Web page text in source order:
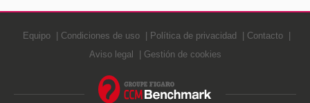
Equipo Condiciones de uso Política de privacidad
Contacto
Aviso legal
Gestión de cookies